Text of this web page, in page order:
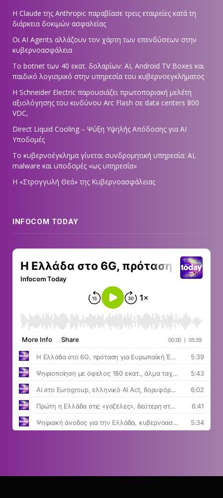
Η Claude της Anthropic παραβίασε τρεις εταιρείες κατά τη
διάρκεια δοκιμών ασφαλείας
Οι AI Agents αλλάζουν τον χάρτη των επενδύσεων στην
κυβερνοασφάλεια
Το botnet των 40 εκατ. δολαρίων: AI, Android TV Boxes και
παιδικό λογισμικό στην υπηρεσία του κυβερνοεγκλήματος
Η Schneider Electric παρουσιάζει πρωτοποριακή μελέτη
αξιολόγησης του κινδύνου Arc Flash σε data centers 800
VDC,
Direct Liquid Cooling – Ψύξη Υψηλής Απόδοσης για AI
Υποδομές
Το κυβερνοέγκλημα γίνεται συνδρομητική υπηρεσία: AI,
malware και υποδομές «ως υπηρεσία»
Η «Στρογγυλή Θεά» της Κυβερνοασφάλειας
INFOCOM TODAY